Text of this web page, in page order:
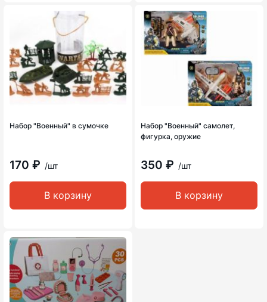
Набор "Военный" в сумочке
170 ₽ /шт
В корзину
Набор "Военный" самолет,
фигурка, оружие
350 ₽ /шт
В корзину